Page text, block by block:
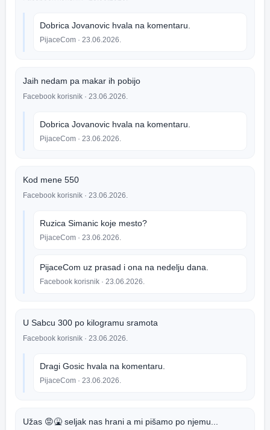
Dobrica Jovanovic hvala na komentaru.
PijaceCom · 23.06.2026.
Jaih nedam pa makar ih pobijo
Facebook korisnik · 23.06.2026.
Dobrica Jovanovic hvala na komentaru.
PijaceCom · 23.06.2026.
Kod mene 550
Facebook korisnik · 23.06.2026.
Ruzica Simanic koje mesto?
PijaceCom · 23.06.2026.
PijaceCom uz prasad i ona na nedelju dana.
Facebook korisnik · 23.06.2026.
U Sabcu 300 po kilogramu sramota
Facebook korisnik · 23.06.2026.
Dragi Gosic hvala na komentaru.
PijaceCom · 23.06.2026.
Užas 😡🤮 seljak nas hrani a mi pišamo po njemu...